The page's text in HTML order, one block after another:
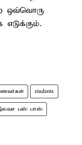
ஒவ்வொரு
students
பஸ் பாஸ்